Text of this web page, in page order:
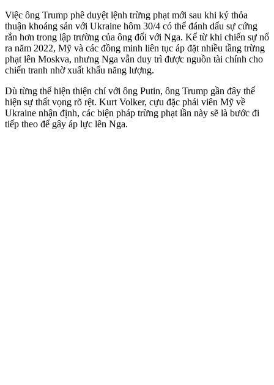
Việc ông Trump phê duyệt lệnh trừng phạt mới sau khi ký thỏa
thuận khoáng sản với Ukraine hôm 30/4 có thể đánh dấu sự cứng
rắn hơn trong lập trường của ông đối với Nga. Kể từ khi chiến sự nổ
ra năm 2022, Mỹ và các đồng minh liên tục áp đặt nhiều tầng trừng
phạt lên Moskva, nhưng Nga vẫn duy trì được nguồn tài chính cho
chiến tranh nhờ xuất khẩu năng lượng.
Dù từng thể hiện thiện chí với ông Putin, ông Trump gần đây thể
hiện sự thất vọng rõ rệt. Kurt Volker, cựu đặc phái viên Mỹ về
Ukraine nhận định, các biện pháp trừng phạt lần này sẽ là bước đi
tiếp theo để gây áp lực lên Nga.